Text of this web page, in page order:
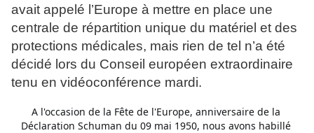
avait appelé l’Europe à mettre en place une
centrale de répartition unique du matériel et des
protections médicales, mais rien de tel n’a été
décidé lors du Conseil européen extraordinaire
tenu en vidéoconférence mardi.
A l'occasion de la Fête de l'Europe, anniversaire de la
Déclaration Schuman du 09 mai 1950, nous avons habillé